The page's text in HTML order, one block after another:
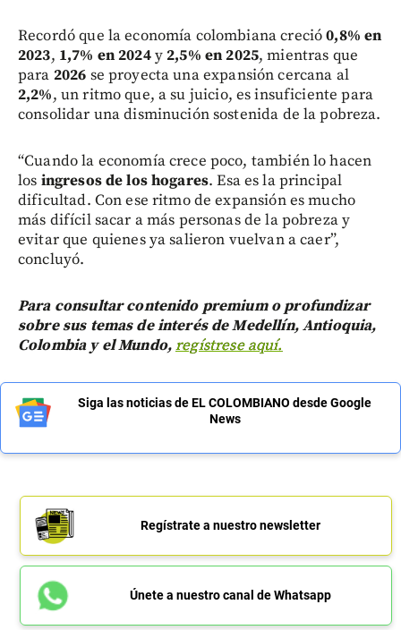
Recordó que la economía colombiana creció0,8% en
2023, 1,7% en 2024y2,5% en 2025, mientras que
para 2026 se proyecta una expansión cercana al
2,2%, un ritmo que, a su juicio, es insuficiente para
consolidar una disminución sostenida de la pobreza.
“Cuando la economía crece poco, también lo hacen
los ingresos de los hogares. Esa es la principal
dificultad. Con ese ritmo de expansión es mucho
más difícil sacar a más personas de la pobreza y
evitar que quienes ya salieron vuelvan a caer”,
concluyó.
Para consultar contenido premium o profundizar
sobre sus temas de interés de Medellín, Antioquia,
Colombia y el Mundo,regístrese aquí.
Siga las noticias de EL COLOMBIANO desde Google
News
Regístrate a nuestro newsletter
Únete a nuestro canal de Whatsapp